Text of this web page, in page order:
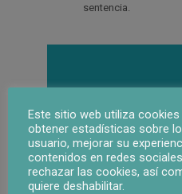
sentencia.
CONSÚLTENOS
635 248 536
Este sitio web utiliza
obtener estadísticas sobre
usuario, mejorar su
contenidos en redes
rechazar las cookies, así
quiere deshabilitar.